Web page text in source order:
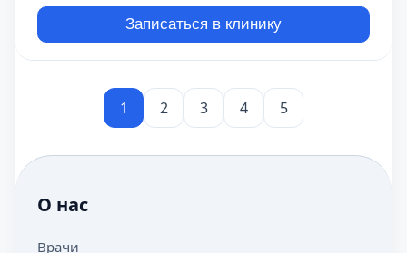
Записаться в клинику
1 2 3 4 5
О нас
Врачи